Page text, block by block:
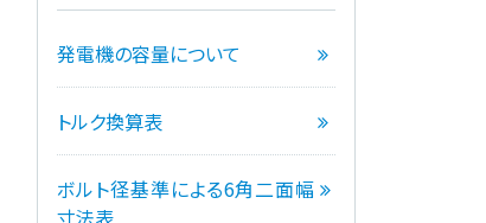
発電機の容量について
トルク換算表
ボルト径基準による6角二面幅